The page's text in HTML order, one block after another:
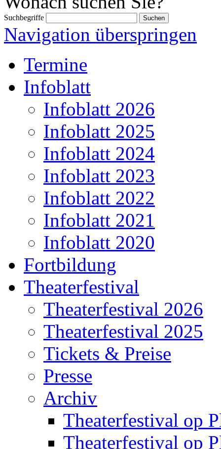
Suchbegriffe
Navigation überspringen
Termine
Infoblatt
Infoblatt 2026
Infoblatt 2025
Infoblatt 2024
Infoblatt 2023
Infoblatt 2022
Infoblatt 2021
Infoblatt 2020
Fortbildung
Theaterfestival
Theaterfestival 2026
Theaterfestival 2025
Tickets & Preise
Presse
Archiv
Theaterfestival op
Theaterfestival op